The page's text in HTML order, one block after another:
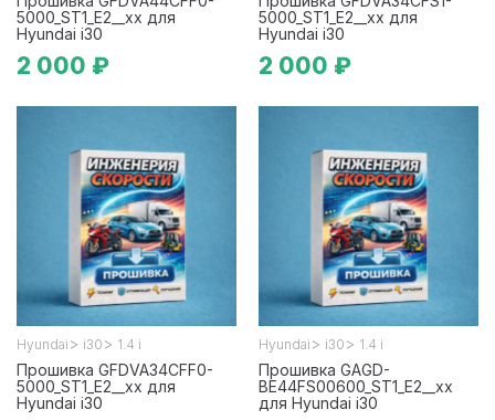
5000_ST1_E2__xx для
Hyundai i30
2 000 ₽
5000_ST1_E2__xx для
Hyundai i30
2 000 ₽
Hyundai > i30 > 1.4 i
Прошивка GFDVA34CFF0-
5000_ST1_E2__xx для
Hyundai i30
Hyundai > i30 > 1.4 i
Прошивка GAGD-
BE44FS00600_ST1_E2__xx
для Hyundai i30